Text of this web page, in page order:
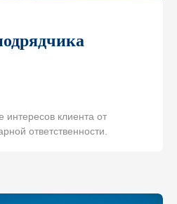
интересов клиента от
ответственности.